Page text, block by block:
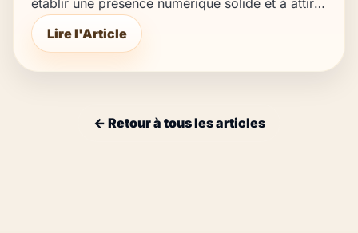
établir une présence numérique solide et à attirer
de nouveaux clients.
Lire l'Article
← Retour à tous les articles